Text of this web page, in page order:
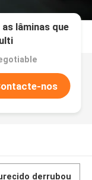
lâminas que
nos
derrubou